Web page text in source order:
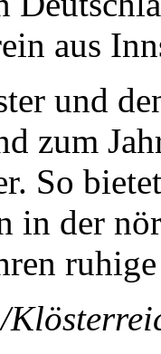
aus
und
zum
So
in der